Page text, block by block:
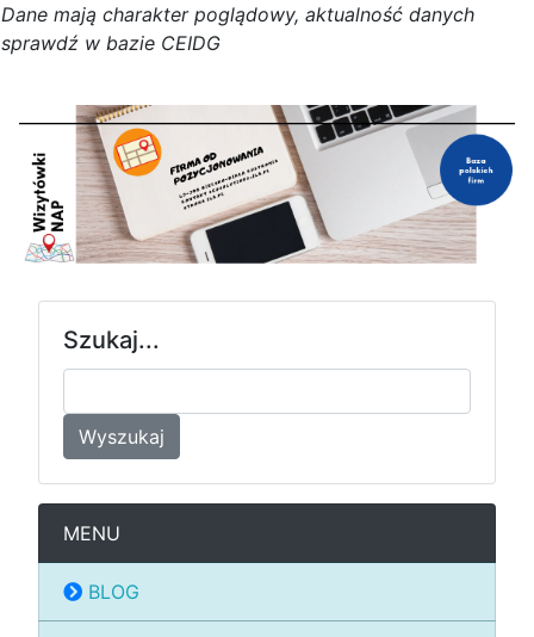
Dane mają charakter poglądowy, aktualność danych
sprawdź w bazie CEIDG
Szukaj...
Wyszukaj
MENU
BLOG